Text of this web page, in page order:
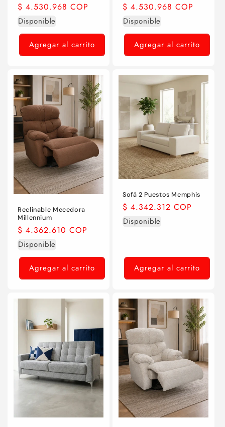
Precio
habitual
$ 4.530.968 COP
Disponible
Agregar al carrito
Precio
habitual
$ 4.530.968 COP
Disponible
Agregar al carrito
Reclinable Mecedora
Millennium
Precio
habitual
$ 4.362.610 COP
Disponible
Agregar al carrito
Sofá 2 Puestos Memphis
Precio
habitual
$ 4.342.312 COP
Disponible
Agregar al carrito